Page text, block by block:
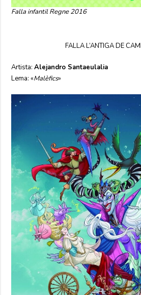
Falla infantil Regne 2016
FALLA L’ANTIGA DE
Artista:Alejandro Santaeulalia
Lema: «Malèfics»